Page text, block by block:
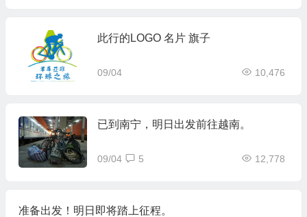
此行的LOGO 名片 旗子
09/04 10,476
已到南宁，明日出发前往越南。
09/04 12,778
5
准备出发！明日即将踏上征程。